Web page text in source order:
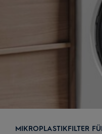
MIKROPLASTIKFILTER